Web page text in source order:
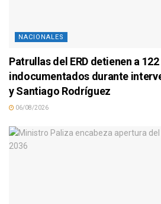
NACIONALES
Patrullas del ERD detienen a
indocumentados durante
y Santiago Rodríguez
06/08/2026